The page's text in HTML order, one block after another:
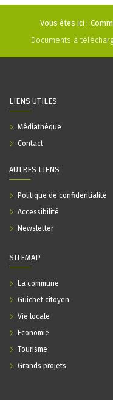
Vous êtes ici :
Documents à
SITEMAP
La commune
Guichet citoyen
Vie locale
Economie
Tourisme
Grands projets
LIENS UTILES
Médiathèque
Contact
AUTRES LIENS
Politique de confidentialité
Accessibilité
Newsletter